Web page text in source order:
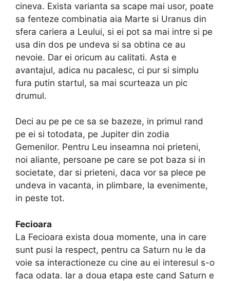
cineva. Exista varianta sa scape mai usor, poate
sa fenteze combinatia aia Marte si Uranus din
sfera cariera a Leului, si ei pot sa mai intre si pe
usa din dos pe undeva si sa obtina ce au
nevoie. Dar ei oricum au calitati. Asta e
avantajul, adica nu pacalesc, ci pur si simplu
fura putin startul, sa mai scurteaza un pic
drumul.
Deci au pe pe ce sa se bazeze, in primul rand
pe ei si totodata, pe Jupiter din zodia
Gemenilor. Pentru Leu inseamna noi prieteni,
noi aliante, persoane pe care se pot baza si in
societate, dar si prieteni, daca vor sa plece pe
undeva in vacanta, in plimbare, la evenimente,
in peste tot.
Fecioara
La Fecioara exista doua momente, una in care
sunt pusi la respect, pentru ca Saturn nu le da
voie sa interactioneze cu cine au ei interesul s-o
faca odata. Iar a doua etapa este cand Saturn e